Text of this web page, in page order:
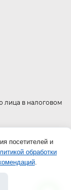
лица в налоговом
посетителей и
обработки
.